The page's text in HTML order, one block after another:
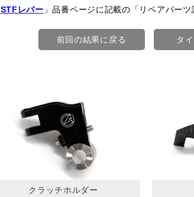
STFレバー 」品番ページに記載の「リペアパー
前回の結果に戻る タ
クラッチホルダー